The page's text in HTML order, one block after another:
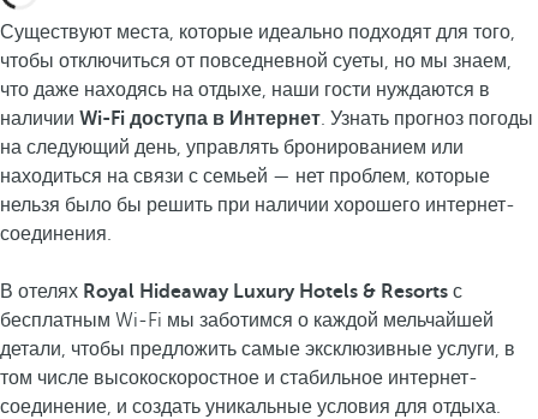
Существуют места, которые идеально подходят для того,
чтобы отключиться от повседневной суеты, но мы знаем,
что даже находясь на отдыхе, наши гости нуждаются в
наличии Wi-Fi доступа в Интернет. Узнать прогноз погоды
на следующий день, управлять бронированием или
находиться на связи с семьей — нет проблем, которые
нельзя было бы решить при наличии хорошего интернет-
соединения.
В отелях Royal Hideaway Luxury Hotels & Resorts с
бесплатным Wi-Fi мы заботимся о каждой мельчайшей
детали, чтобы предложить самые эксклюзивные услуги, в
том числе высокоскоростное и стабильное интернет-
соединение, и создать уникальные условия для отдыха.